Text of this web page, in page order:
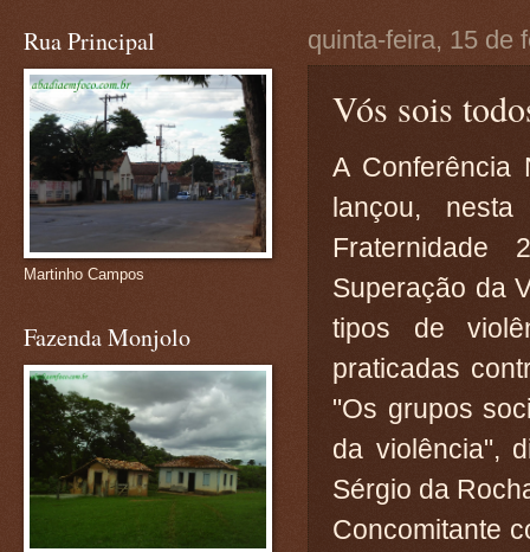
quinta-feira, 15 de
Vós sois
A Conferência
lançou,
Superação da
tipos de
praticadas
"Os grupos
da violência",
Sérgio da
Concomitante
Rua Principal
Martinho Campos
Fazenda Monjolo